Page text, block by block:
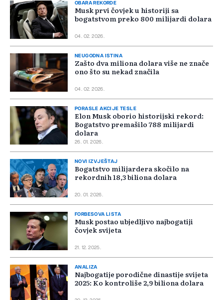
OBARA REKORDE
Musk prvi čovjek u historiji sa
bogatstvom preko 800 milijardi dolara
04. 02. 2026.
NEUGODNA ISTINA
Zašto dva miliona dolara više ne znače
ono što su nekad značila
04. 02. 2026.
PORASLE AKCIJE TESLE
Elon Musk oborio historijski rekord:
Bogatstvo premašilo 788 milijardi
dolara
26. 01. 2026.
NOVI IZVJEŠTAJ
Bogatstvo milijardera skočilo na
rekordnih 18,3 biliona dolara
20. 01. 2026.
FORBESOVA LISTA
Musk postao ubjedljivo najbogatiji
čovjek svijeta
21. 12. 2025.
ANALIZA
Najbogatije porodične dinastije svijeta
2025: Ko kontroliše 2,9 biliona dolara